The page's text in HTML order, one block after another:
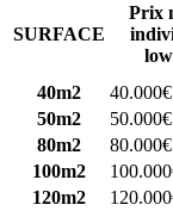
SURFACE
Prix
40m2
40.000€
50m2
50.000€
80m2
80.000€
100m2
120m2